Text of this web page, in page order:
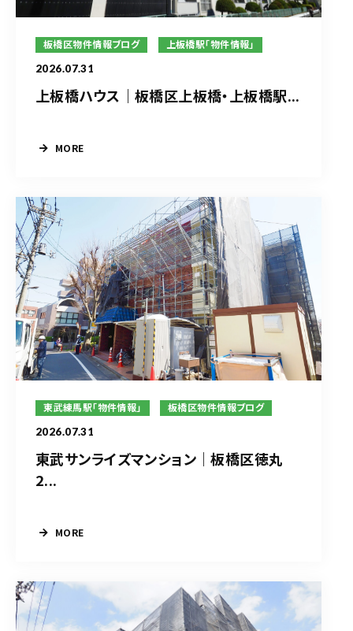
板橋区物件情報ブログ 上板橋駅「物件情報」
2026.07.31
上板橋ハウス｜板橋区上板橋・上板橋駅...
MORE
東武練馬駅「物件情報」 板橋区物件情報ブログ
2026.07.31
東武サンライズマンション｜板橋区徳丸
2...
MORE